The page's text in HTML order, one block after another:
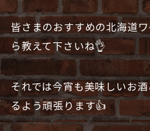
皆さまのおすすめの北海道
ら教えて下さいね👌
それでは今宵も美味しいお
るよう頑張ります👍